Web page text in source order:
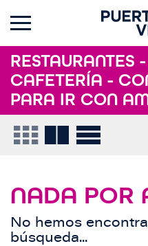
RESTAURANTES
CAFETERÍA -
PARA IR CON
NADA POR
No hemos
búsqueda...